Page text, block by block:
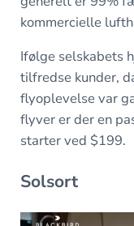
kommercielle
Ifølge selskabets
tilfredse kunder,
flyoplevelse var
flyver er der en
starter ved $199.
Solsort